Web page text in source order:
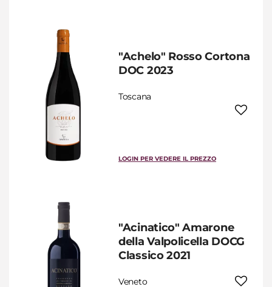
"Achelo" Rosso Cortona
DOC 2023
Toscana
LOGIN PER VEDERE IL PREZZO
"Acinatico" Amarone
della Valpolicella DOCG
Classico 2021
Veneto